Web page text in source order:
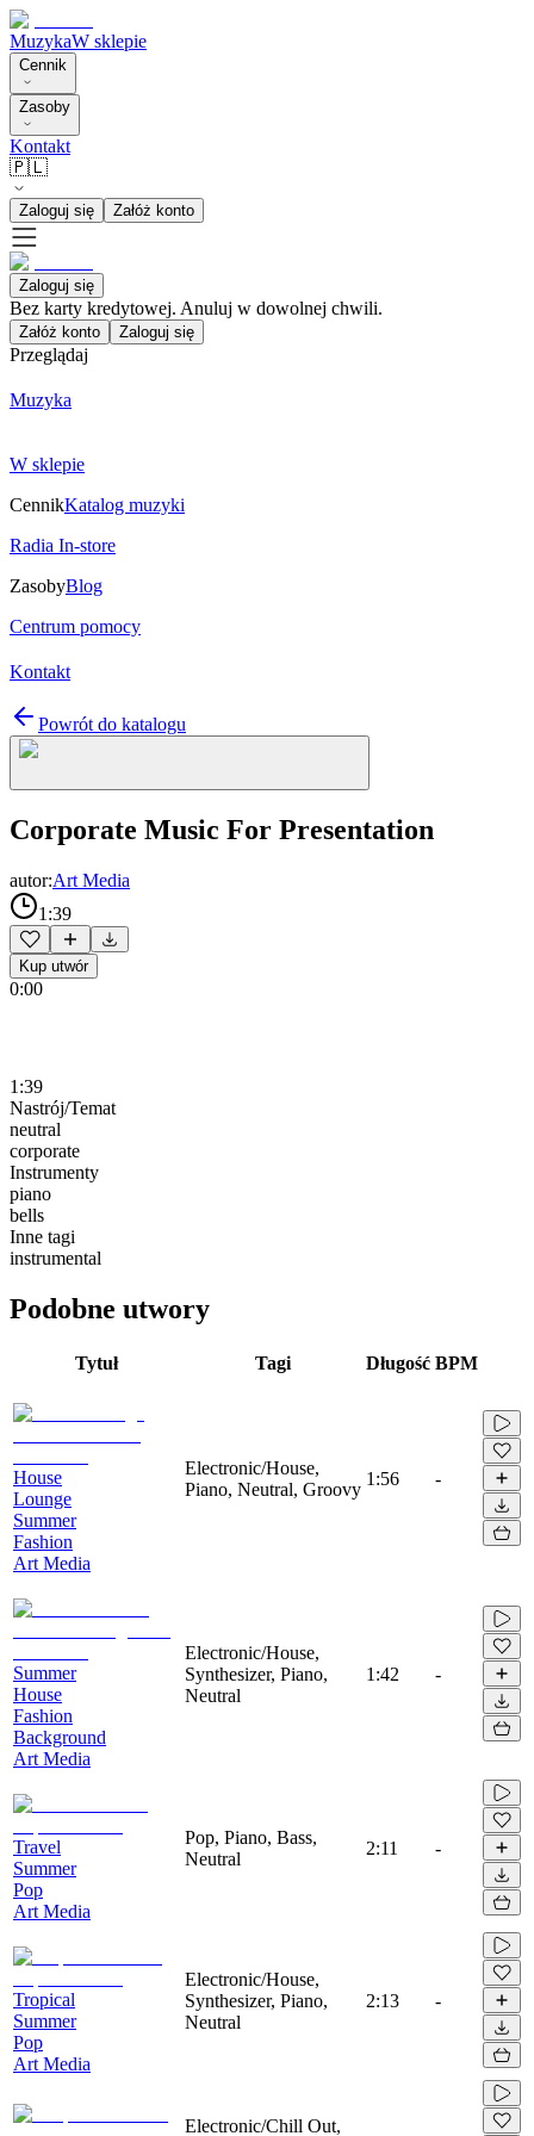
MuzykaW sklepie
Cennik
Zasoby
Kontakt
🇵🇱
Zaloguj się Załóż konto
Zaloguj się
Bez karty kredytowej. Anuluj w dowolnej chwili.
Załóż konto Zaloguj się
Przeglądaj
Muzyka
W sklepie
CennikKatalog muzyki
Radia In-store
ZasobyBlog
Centrum pomocy
Kontakt
Powrót do katalogu
Corporate Music For Presentation
autor:Art Media
1:39
Kup utwór
0:00
1:39
Nastrój/Temat
neutral
corporate
Instrumenty
piano
bells
Inne tagi
instrumental
Podobne utwory
Tytuł Tagi Długość BPM
House
Lounge
Summer
Fashion
Art Media
Electronic/House,
Piano, Neutral, Groovy
1:56 -
Summer
House
Fashion
Background
Art Media
Electronic/House,
Synthesizer, Piano,
Neutral
1:42 -
Travel
Summer
Pop
Art Media
Pop, Piano, Bass,
Neutral
2:11 -
Tropical
Summer
Pop
Art Media
Electronic/House,
Synthesizer, Piano,
Neutral
2:13 -
Electronic/Chill Out,